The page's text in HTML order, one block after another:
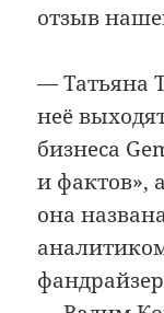
отзыв
— Татьяна
неё
бизнеса
и фактов»,
она